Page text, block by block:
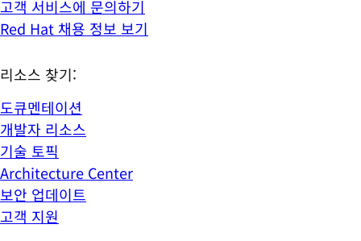
고객 서비스에 문의하기
Red Hat 채용 정보 보기
리소스 찾기:
도큐멘테이션
개발자 리소스
기술 토픽
Architecture Center
보안 업데이트
고객 지원